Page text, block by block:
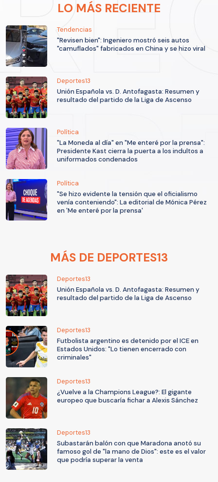
LO MÁS RECIENTE
Tendencias
"Revisen bien": Ingeniero mostró seis autos
"camuflados" fabricados en China y se hizo viral
Deportes13
Unión Española vs. D. Antofagasta: Resumen y
resultado del partido de la Liga de Ascenso
Política
"La Moneda al día" en "Me enteré por la prensa":
Presidente Kast cierra la puerta a los indultos a
uniformados condenados
Política
"Se hizo evidente la tensión que el oficialismo
venía conteniendo": La editorial de Mónica Pérez
en 'Me enteré por la prensa'
MÁS DE DEPORTES13
Deportes13
Unión Española vs. D. Antofagasta: Resumen y
resultado del partido de la Liga de Ascenso
Deportes13
Futbolista argentino es detenido por el ICE en
Estados Unidos: "Lo tienen encerrado con
criminales"
Deportes13
¿Vuelve a la Champions League?: El gigante
europeo que buscaría fichar a Alexis Sánchez
Deportes13
Subastarán balón con que Maradona anotó su
famoso gol de "la mano de Dios": este es el valor
que podría superar la venta